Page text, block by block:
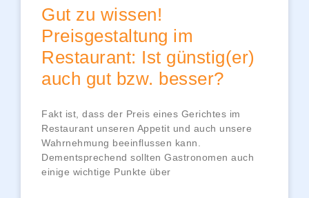
Gut zu wissen!
Preisgestaltung im
Restaurant: Ist günstig(er)
auch gut bzw. besser?
Fakt ist, dass der Preis eines Gerichtes im
Restaurant unseren Appetit und auch unsere
Wahrnehmung beeinflussen kann.
Dementsprechend sollten Gastronomen auch
einige wichtige Punkte über